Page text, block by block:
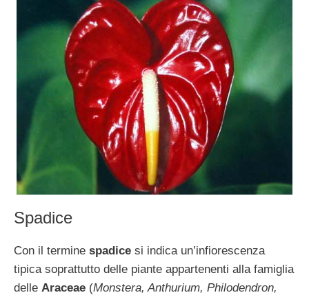
Spadice
Con il termine spadice si indica un’infiorescenza
tipica soprattutto delle piante appartenenti alla famiglia
delle Araceae (Monstera, Anthurium, Philodendron,